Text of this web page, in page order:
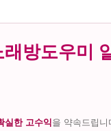
방도우미
실한 고수익을 약속드립니